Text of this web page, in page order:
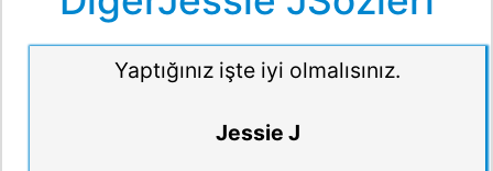
Yaptığınız işte iyi olmalısınız.
Jessie J